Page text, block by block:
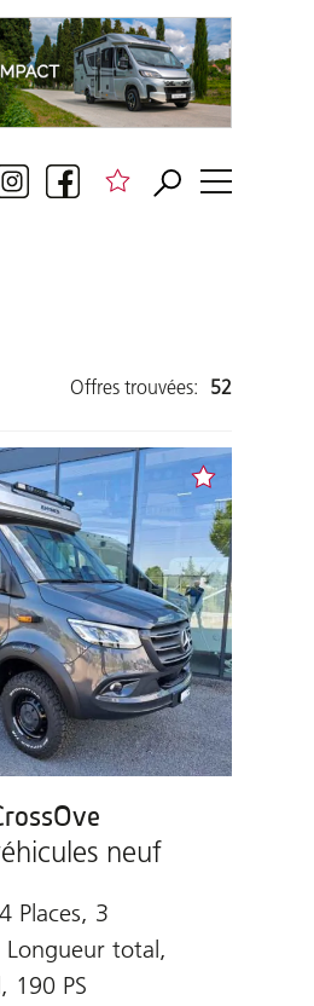
Offres trouvées: 52
neuf
Places, 3
Longueur total,
190 PS